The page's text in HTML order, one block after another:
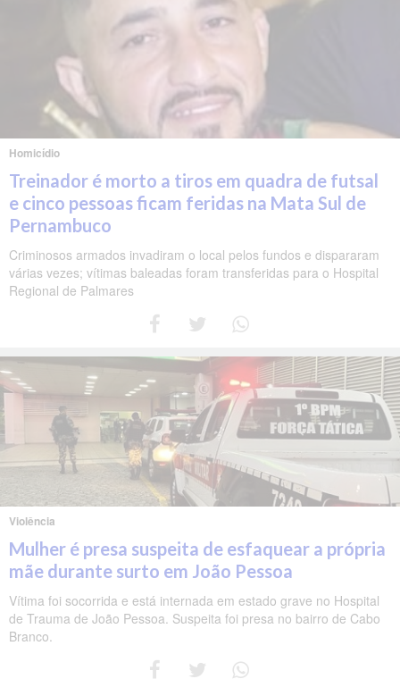
Homicídio
Treinador é morto a tiros em quadra de futsal
e cinco pessoas ficam feridas na Mata Sul de
Pernambuco
Criminosos armados invadiram o local pelos fundos e dispararam
várias vezes; vítimas baleadas foram transferidas para o Hospital
Regional de Palmares
Violência
Mulher é presa suspeita de esfaquear a própria
mãe durante surto em João Pessoa
Vítima foi socorrida e está internada em estado grave no Hospital
de Trauma de João Pessoa. Suspeita foi presa no bairro de Cabo
Branco.